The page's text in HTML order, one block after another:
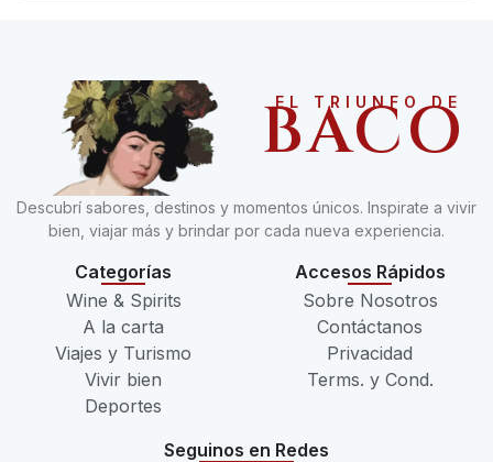
EL TRIUNFO DE
BACO
Descubrí sabores, destinos y momentos únicos. Inspirate a vivir
bien, viajar más y brindar por cada nueva experiencia.
Categorías
Wine & Spirits
A la carta
Viajes y Turismo
Vivir bien
Deportes
Accesos Rápidos
Sobre Nosotros
Contáctanos
Privacidad
Terms. y Cond.
Seguinos en Redes